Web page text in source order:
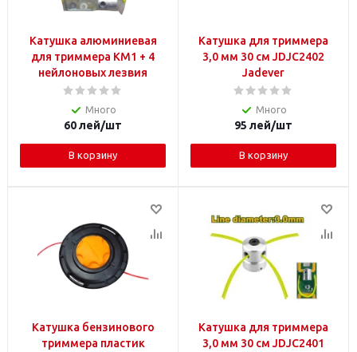
Катушка алюминиевая
для триммера KM1 + 4
нейлоновых лезвия
Много
60лей/шт
В корзину
Катушка для триммера
3,0 мм 30 см JDJC2402
Jadever
Много
95 лей/шт
В корзину
Катушка бензинового
триммера пластик
Катушка для триммера
3,0 мм 30 см JDJC2401